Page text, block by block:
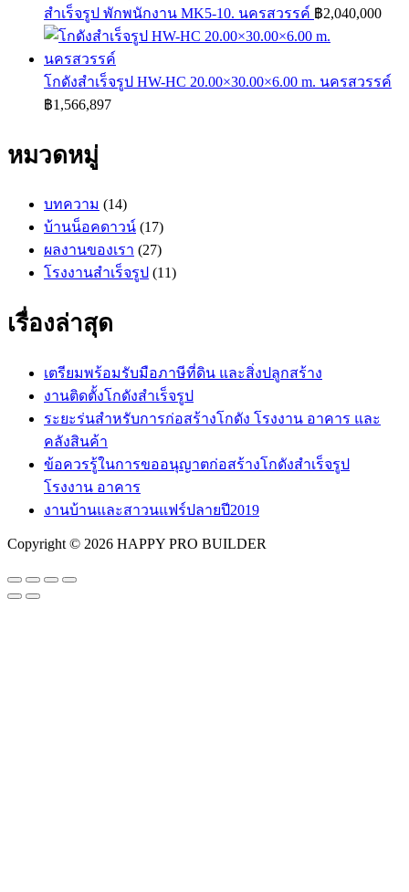
สำเร็จรูป พักพนักงาน MK5-10. นครสวรรค์ ฿2,040,000
โกดังสำเร็จรูป HW-HC 20.00×30.00×6.00 m. นครสวรรค์
฿1,566,897
หมวดหมู่
บทความ (14)
บ้านน็อคดาวน์ (17)
ผลงานของเรา (27)
โรงงานสำเร็จรูป (11)
เรื่องล่าสุด
เตรียมพร้อมรับมือภาษีที่ดิน และสิ่งปลูกสร้าง
งานติดตั้งโกดังสำเร็จรูป
ระยะร่นสำหรับการก่อสร้างโกดัง โรงงาน อาคาร และ
คลังสินค้า
ข้อควรรู้ในการขออนุญาตก่อสร้างโกดังสำเร็จรูป
โรงงาน อาคาร
งานบ้านและสาวนแฟร์ปลายปี2019
Copyright © 2026 HAPPY PRO BUILDER